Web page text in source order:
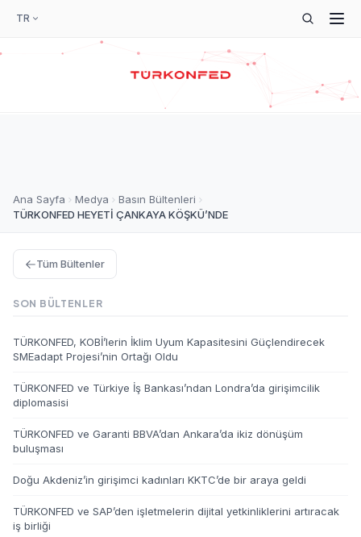
TR
Ana Sayfa Medya
Basın Bültenleri
TÜRKONFED HEYETİ ÇANKAYA KÖŞKÜ’NDE
Tüm Bültenler
SON BÜLTENLER
TÜRKONFED, KOBİ’lerin İklim Uyum Kapasitesini Güçlendirecek
SMEadapt Projesi’nin Ortağı Oldu
TÜRKONFED ve Türkiye İş Bankası’ndan Londra’da girişimcilik
diplomasisi
TÜRKONFED ve Garanti BBVA’dan Ankara’da ikiz dönüşüm
buluşması
Doğu Akdeniz’in girişimci kadınları KKTC’de bir araya geldi
TÜRKONFED ve SAP’den işletmelerin dijital yetkinliklerini artıracak
iş birliği